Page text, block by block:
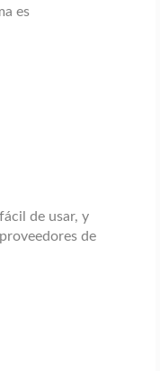
es
de usar, y
de